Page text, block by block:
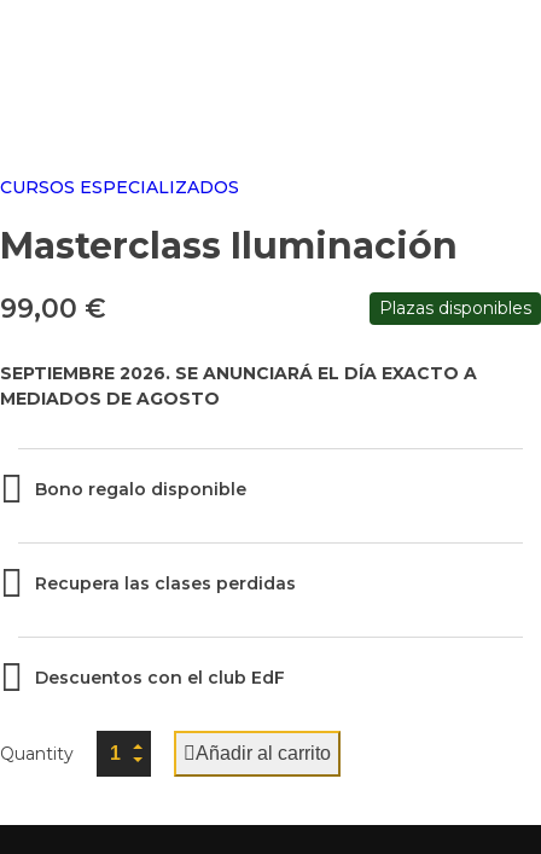
CURSOS ESPECIALIZADOS
Masterclass Iluminación
99,00 € Plazas disponibles
SEPTIEMBRE 2026. SE ANUNCIARÁ EL DÍA EXACTO A
MEDIADOS DE AGOSTO
Bono regalo disponible
Recupera las clases perdidas
Descuentos con el club EdF
Quantity Añadir al carrito